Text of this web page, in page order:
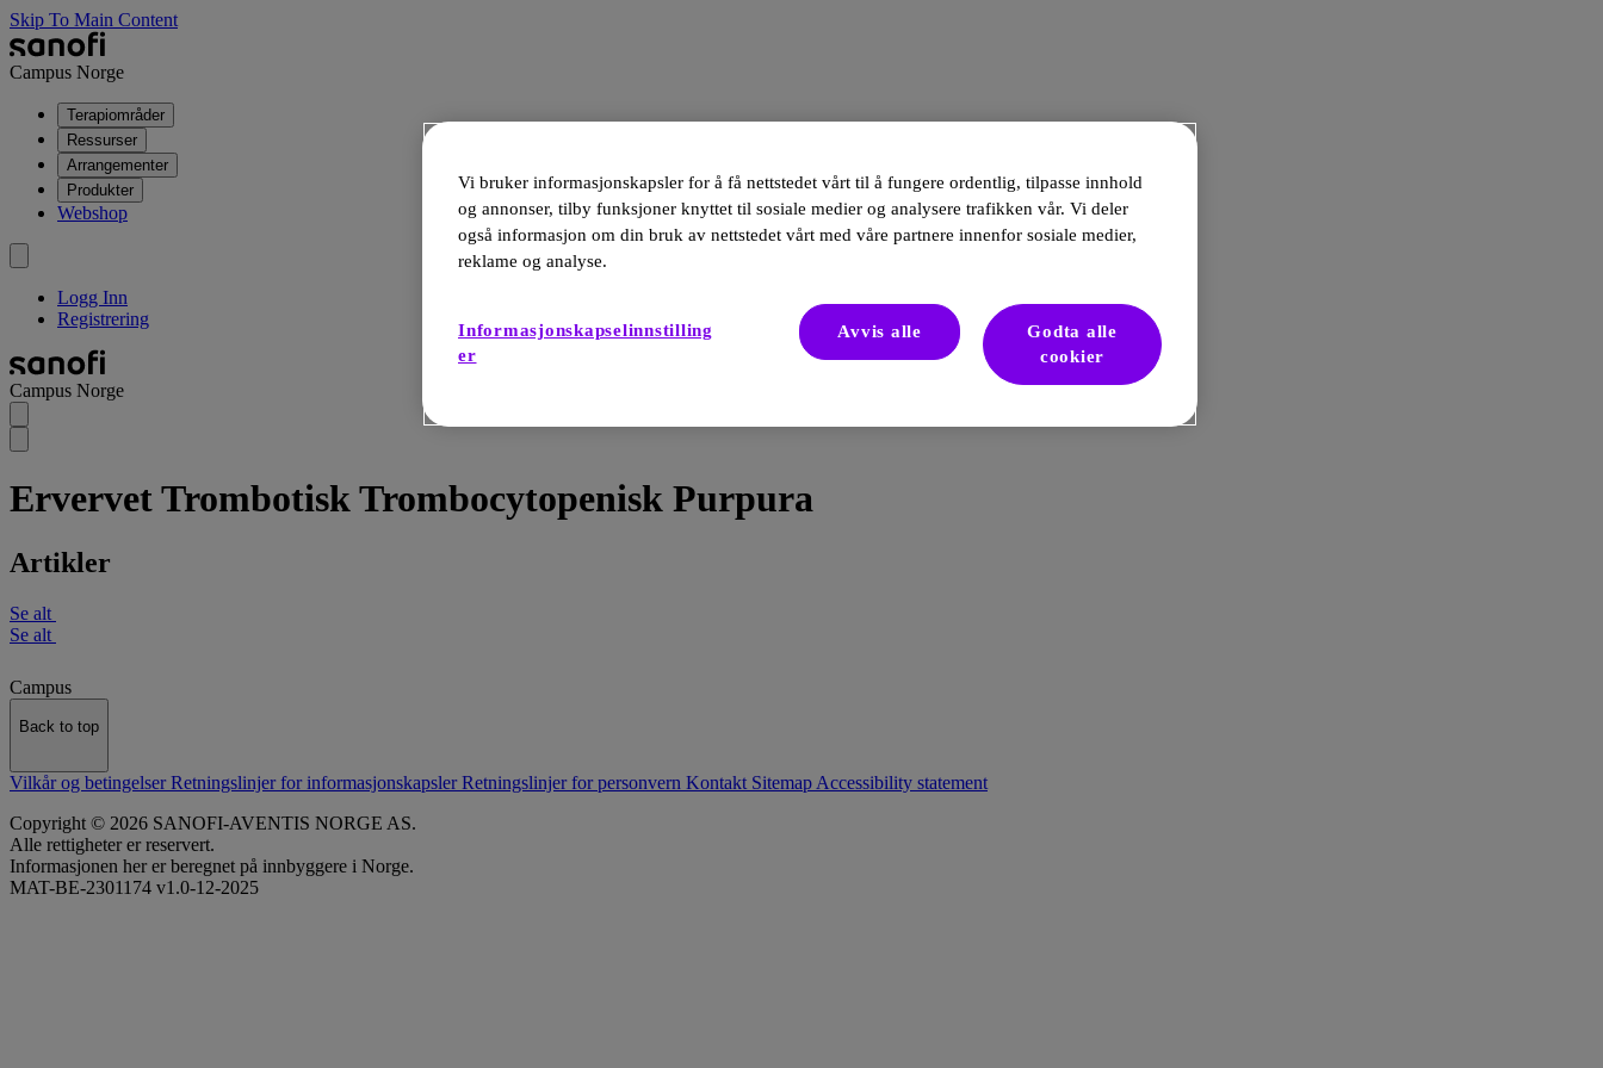
Skip To Main Content
Campus Norge
Terapiområder
Ressurser
Arrangementer
Produkter
Webshop
Logg Inn
Registrering
Campus Norge
Ervervet Trombotisk Trombocytopenisk Purpura
Artikler
Se alt
Se alt
Campus
Back to top
Vilkår og betingelserRetningslinjer for informasjonskapslerRetningslinjer for personvern Kontakt SitemapAccessibility statement
Copyright © 2026 SANOFI-AVENTIS NORGE AS.
Alle rettigheter er reservert.
Informasjonen her er beregnet på innbyggere i Norge.
MAT-BE-2301174 v1.0-12-2025
Vi bruker informasjonskapsler for å få nettstedet vårt til å fungere ordentlig, tilpasse innhold
og annonser, tilby funksjoner knyttet til sosiale medier og analysere trafikken vår. Vi deler
også informasjon om din bruk av nettstedet vårt med våre partnere innenfor sosiale medier,
reklame og analyse.
Informasjonskapselinnstilling
er
Avvis alle
Godta alle
cookier